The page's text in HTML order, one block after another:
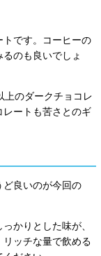
です。コーヒーの
のも良いでしょ
上のダークチョコレ
ートも苦さとのギ
良いのが今回の
かりとした味が、
ッチな量で飲める